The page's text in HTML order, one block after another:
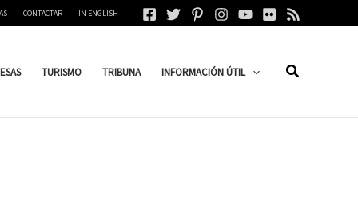
CONTACTAR IN ENGLISH
TURISMO TRIBUNA INFORMACIÓN ÚTIL